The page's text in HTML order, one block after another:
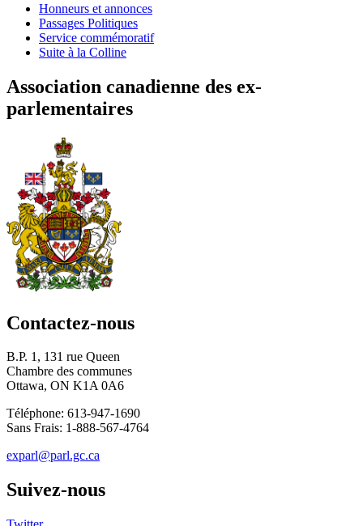
Honneurs et annonces
Passages Politiques
Service commémoratif
Suite à la Colline
Association canadienne des ex-
parlementaires
Contactez-nous
B.P. 1, 131 rue Queen
Chambre des communes
Ottawa, ON K1A 0A6
Téléphone: 613-947-1690
Sans Frais: 1-888-567-4764
exparl@parl.gc.ca
Suivez-nous